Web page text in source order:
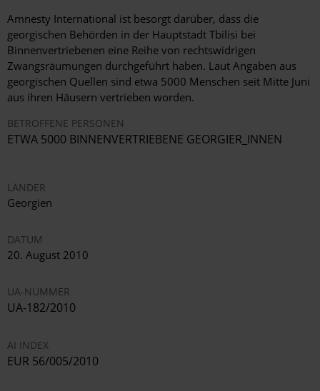
Amnesty International ist besorgt darüber, dass die
georgischen Behörden in der Hauptstadt Tbilisi bei
Binnenvertriebenen eine Reihe von rechtswidrigen
Zwangsräumungen durchgeführt haben. Laut Angaben aus
georgischen Quellen sind etwa 5000 Menschen seit Mitte Juni
aus ihren Häusern vertrieben worden.
BETROFFENE PERSONEN
ETWA 5000 BINNENVERTRIEBENE GEORGIER_INNEN
LÄNDER
Georgien
DATUM
20. August 2010
UA-NUMMER
UA-182/2010
AI INDEX
EUR 56/005/2010